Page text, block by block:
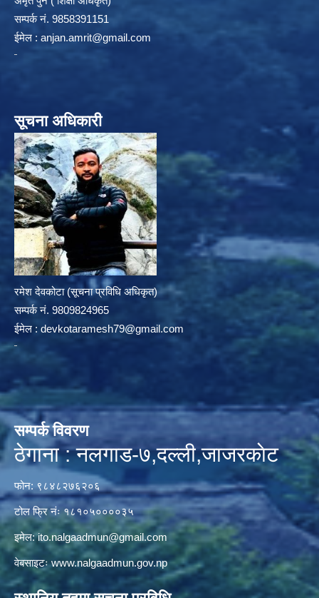
सम्पर्क न‌ं. 9858391151
ईमेल : anjan.amrit@gmail.com
सूचना अधिकारी
रमेश देवकोटा (सूचना प्रविधि अधिकृत)
सम्पर्क न‌ं. 9809824965
ईमेल : devkotaramesh79@gmail.com
सम्पर्क विवरण
ठेगाना : नलगाड-७,दल्ली,जाजरकाेट
फोन: ९८४८२७६२०६
टोल फ्रि नंः १८१०५००००३५
इमेल:ito.nalgaadmun@gmail.com
वेबसाइटःwww.nalgaadmun.gov.np